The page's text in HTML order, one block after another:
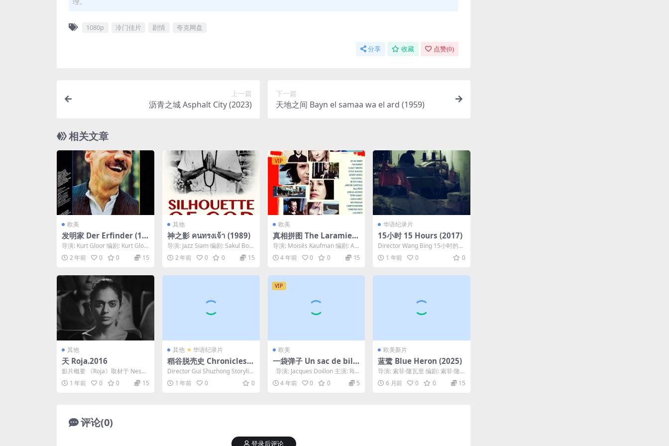
1080p 冷门佳片 剧情 夸克网盘
分享 收藏 点赞(0)
上一篇
沥青之城 Asphalt City (2023)
下一篇
天地之间 Bayn el samaa wa el ard (1959)
相关文章
欧美
发明家 Der Erfinder (19
80)
导演: Kurt Gloor 编剧: Kurt Gloo
r / 汉斯约里·施奈德...
2 年前 0 0 15
其他
神之影 คนทรงเจ้า (1989)
导演: Jazz Siam 编剧: Sakul Boo
nyatud / Wimo...
2 年前 0 0 15
VIP
欧美
真相拼图 The Laramie P
roject (2002)
导演: Moisés Kaufman 编剧: Am
anda Gronich / ...
4 年前 0 0 15
华语纪录片
15小时 15 Hours (2017)
Director Wang Bing 15小时的剧
情简介 · · · · · ·...
1 年前 0 0
其他
天 Roja.2016
影片概要 《Roja》取材于 Nesha
t 自己反复出现的梦想、记忆和愿
望。该作...
1 年前 0 0 15
其他 华语纪录片
稻谷脱壳史 Chronicles o
f Hulling Rice 2011
Director Gui Shuzhong Storylin
e In the s...
1 年前 0 0
VIP
欧美
一袋弹子 Un sac de bille
s (1975)
导演: Jacques Doillon 主演: Ric
hard C...
4 年前 0 0 5
欧美新片
蓝鹭 Blue Heron (2025)
导演: 索菲·隆瓦里 编剧: 索菲·隆
瓦里 主演: Eylul Guven / ...
6 月前 0 0 15
评论(0)
登录后评论